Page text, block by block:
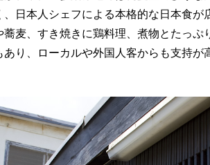
、日本人シェフによる本格的な日本食が
蕎麦、すき焼きに鶏料理、煮物とたっ
り、ローカルや外国人客からも支持が